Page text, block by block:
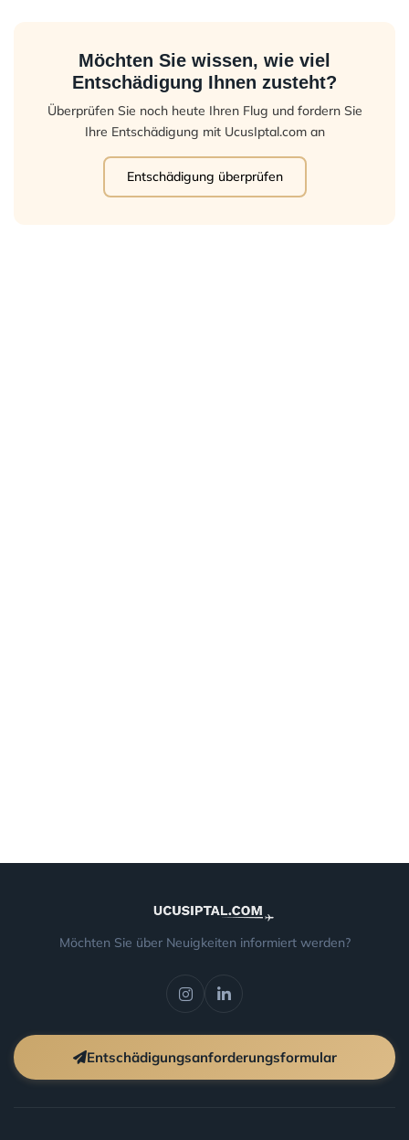
Möchten Sie wissen, wie viel
Entschädigung Ihnen zusteht?
Überprüfen Sie noch heute Ihren Flug und fordern Sie
Ihre Entschädigung mit UcusIptal.com an
Entschädigung überprüfen
Möchten Sie über Neuigkeiten informiert werden?
Entschädigungsanforderungsformular